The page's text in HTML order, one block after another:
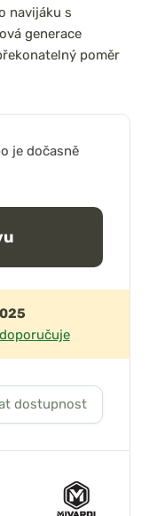
navijáku s
generace
poměr
je dočasně
dostupnost